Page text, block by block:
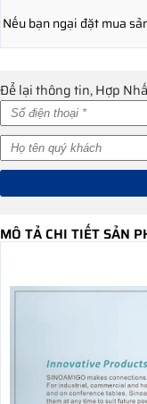
Nếu bạn ngại đặt mua
Để lại thông tin, Hợp
MÔ TẢ CHI TIẾT SẢN